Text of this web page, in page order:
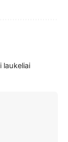
laukeliai